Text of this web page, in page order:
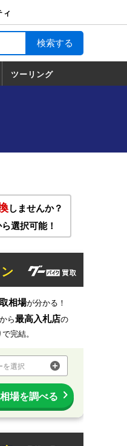
ィ
ツーリング
しませんか？
選択可能！
相場が分かる！
ら最高入札店の
完結。
を選択
場を調べる